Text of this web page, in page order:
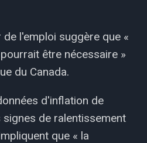
de l'emploi suggère que «
être nécessaire »
du Canada.
d'inflation de
signes de ralentissement
que « la